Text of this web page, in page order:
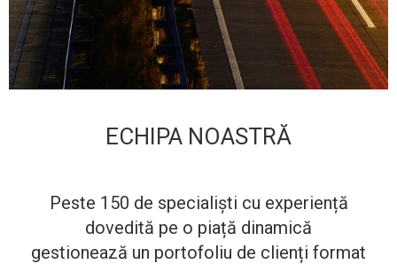
ECHIPA NOASTRĂ
Peste 150 de specialiști cu experiență
dovedită pe o piață dinamică
gestionează un portofoliu de clienți format